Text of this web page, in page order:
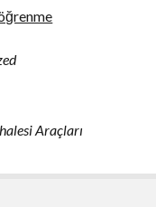
Araçları